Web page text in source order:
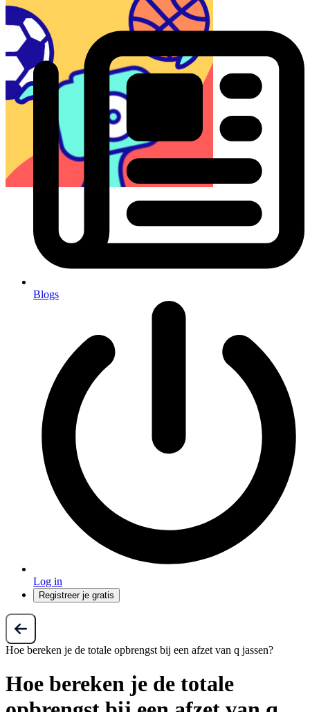
Blogs
Log in
Registreer je gratis
Hoe bereken je de totale opbrengst bij een afzet van q jassen?
Hoe bereken je de totale